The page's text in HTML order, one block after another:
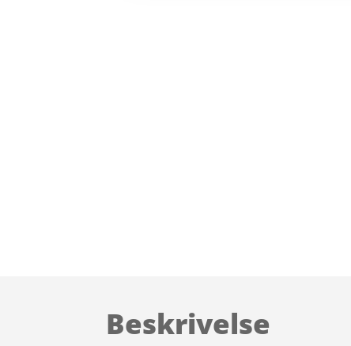
Beskrivelse